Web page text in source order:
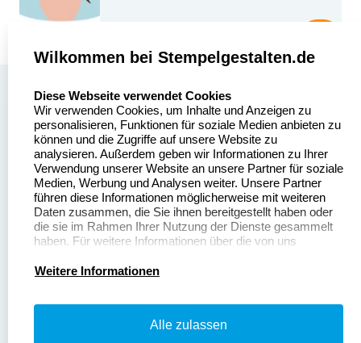
Stempelgestalten.de
Asterlager Straße 97
47228 Duisburg
Deutschland
Über uns
Sitemap
Alle
Stempelinformationen
Dateivorgaben
Fragen & Antworten
Datenschutzerklärung
Zahlung & Versand
Widerruf & Rückgabe
Wilkommen bei Stempelgestalten.de
Diese Webseite verwendet Cookies
Wir verwenden Cookies, um Inhalte und Anzeigen zu
personalisieren, Funktionen für soziale Medien anbieten zu
können und die Zugriffe auf unsere Website zu
analysieren. Außerdem geben wir Informationen zu Ihrer
Verwendung unserer Website an unsere Partner für soziale
Medien, Werbung und Analysen weiter. Unsere Partner
führen diese Informationen möglicherweise mit weiteren
Daten zusammen, die Sie ihnen bereitgestellt haben oder
die sie im Rahmen Ihrer Nutzung der Dienste gesammelt
haben. Für weitere Informationen über die von uns
Datenschutzerklärung.
Weitere Informationen
Alle zulassen